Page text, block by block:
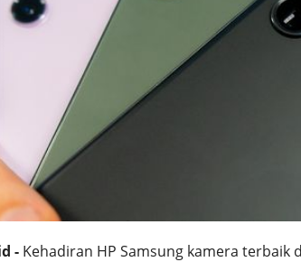
- Kehadiran HP Samsung kamera